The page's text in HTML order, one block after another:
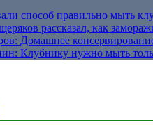
способ правильно мыть
рассказал, как
Домашнее
Клубнику нужно мыть